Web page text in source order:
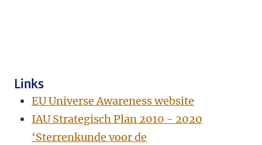
Links
EU Universe Awareness website
IAU Strategisch Plan 2010 - 2020
‘Sterrenkunde voor de